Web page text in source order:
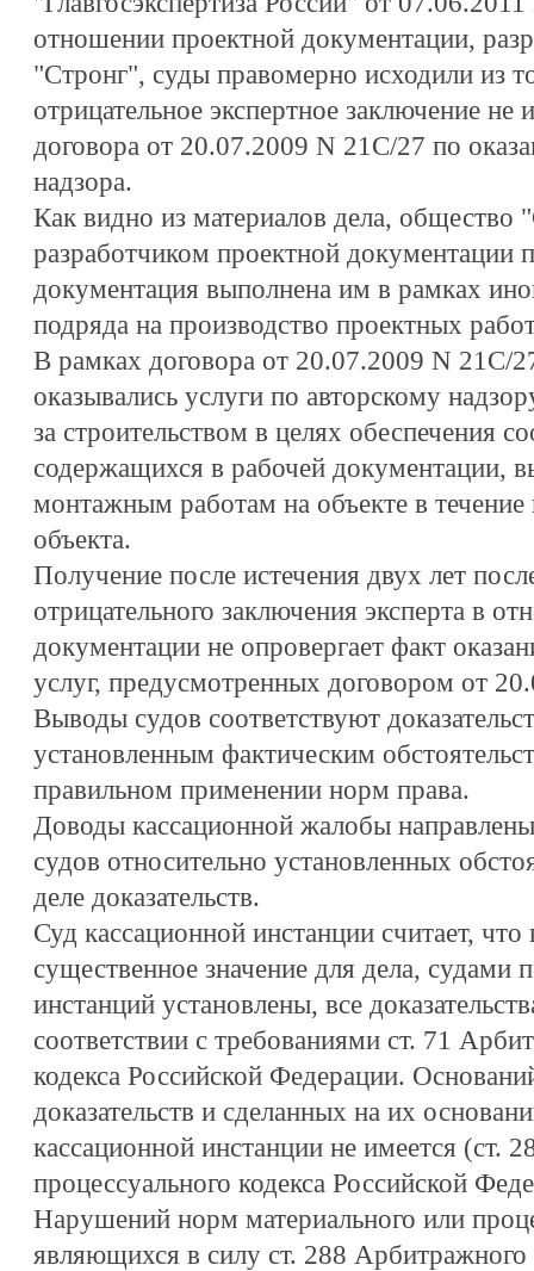
отношении проектной документации,
"Стронг", суды правомерно исходили из
отрицательное экспертное заключение
договора от 20.07.2009 N 21С/27 по
надзора.
Как видно из материалов дела, общество
разработчиком проектной документации
документация выполнена им в рамках
подряда на производство проектных
В рамках договора от 20.07.2009 N 21С/
оказывались услуги по авторскому
за строительством в целях обеспечения
содержащихся в рабочей документации,
монтажным работам на объекте в течение
объекта.
Получение после истечения двух лет
отрицательного заключения эксперта в
документации не опровергает факт
услуг, предусмотренных договором от
Выводы судов соответствуют
установленным фактическим
правильном применении норм права.
Доводы кассационной жалобы
судов относительно установленных
деле доказательств.
Суд кассационной инстанции считает,
существенное значение для дела, судами
инстанций установлены, все
соответствии с требованиями ст. 71
кодекса Российской Федерации.
доказательств и сделанных на их
кассационной инстанции не имеется (ст.
процессуального кодекса Российской
Нарушений норм материального или
являющихся в силу ст. 288 Арбитражного